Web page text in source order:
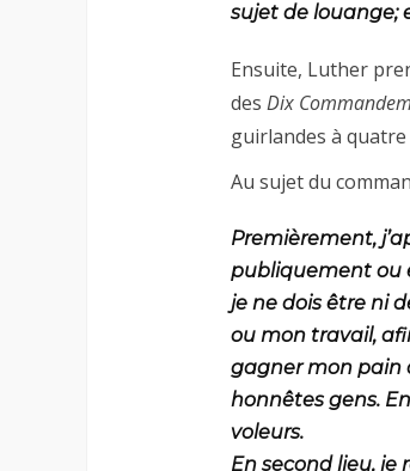
sujet de louange;
Ensuite, Luther
des Dix
guirlandes à
Au sujet du
Premièrement,
publiquement ou
je ne dois être ni
ou mon travail,
gagner mon pain
honnêtes gens.
voleurs.
En second lieu, je